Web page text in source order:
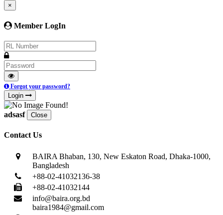
×
Member LogIn
Forgot your password?
Login
adsasf Close
Contact Us
BAIRA Bhaban, 130, New Eskaton Road, Dhaka-1000,
Bangladesh
+88-02-41032136-38
+88-02-41032144
info@baira.org.bd
baira1984@gmail.com